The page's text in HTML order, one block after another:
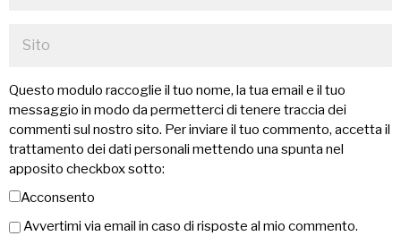
Questo modulo raccoglie il tuo nome, la tua email e il tuo
messaggio in modo da permetterci di tenere traccia dei
commenti sul nostro sito. Per inviare il tuo commento, accetta il
trattamento dei dati personali mettendo una spunta nel
apposito checkbox sotto:
Acconsento
Avvertimi via email in caso di risposte al mio commento.